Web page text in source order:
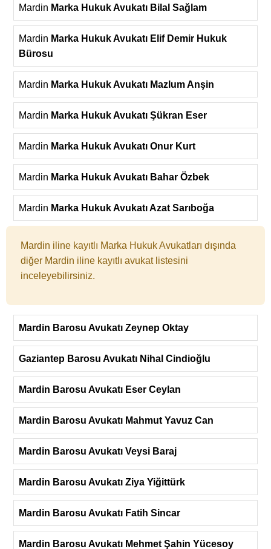
Mardin Marka Hukuk Avukatı Bilal Sağlam
Mardin Marka Hukuk Avukatı Elif Demir Hukuk
Bürosu
Mardin Marka Hukuk Avukatı Mazlum Anşin
Mardin Marka Hukuk Avukatı Şükran Eser
Mardin Marka Hukuk Avukatı Onur Kurt
Mardin Marka Hukuk Avukatı Bahar Özbek
Mardin Marka Hukuk Avukatı Azat Sarıboğa
Mardin iline kayıtlı Marka Hukuk Avukatları dışında
diğer Mardin iline kayıtlı avukat listesini
inceleyebilirsiniz.
Mardin Barosu Avukatı Zeynep Oktay
Gaziantep Barosu Avukatı Nihal Cindioğlu
Mardin Barosu Avukatı Eser Ceylan
Mardin Barosu Avukatı Mahmut Yavuz Can
Mardin Barosu Avukatı Veysi Baraj
Mardin Barosu Avukatı Ziya Yiğittürk
Mardin Barosu Avukatı Fatih Sincar
Mardin Barosu Avukatı Mehmet Şahin Yücesoy